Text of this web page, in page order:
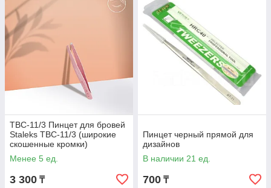
TBC-11/3 Пинцет для бровей
Staleks TBC-11/3 (широкие
скошенные кромки)
Менее 5 ед.
3 300 ₸
Пинцет черный прямой для
дизайнов
В наличии 21 ед.
700 ₸